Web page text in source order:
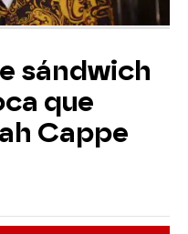
sándwich
que
Cappe